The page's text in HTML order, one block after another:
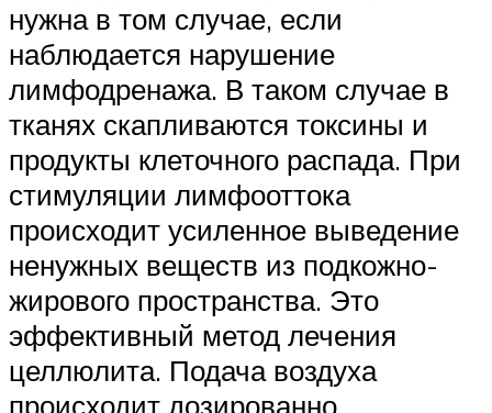
нужна в том случае, если
наблюдается нарушение
лимфодренажа. В таком случае в
тканях скапливаются токсины и
продукты клеточного распада. При
стимуляции лимфооттока
происходит усиленное выведение
ненужных веществ из подкожно-
жирового пространства. Это
эффективный метод лечения
целлюлита. Подача воздуха
происходит дозированно,